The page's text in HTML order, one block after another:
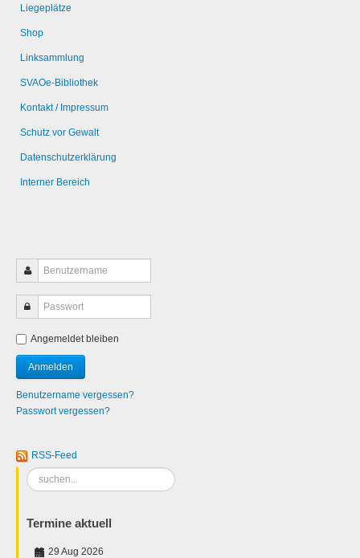
Liegeplätze
Shop
Linksammlung
SVAOe-Bibliothek
Kontakt / Impressum
Schutz vor Gewalt
Datenschutzerklärung
Interner Bereich
Angemeldet bleiben
Benutzername vergessen?
Passwort vergessen?
RSS-Feed
Suchen
...
Termine aktuell
29 Aug 2026